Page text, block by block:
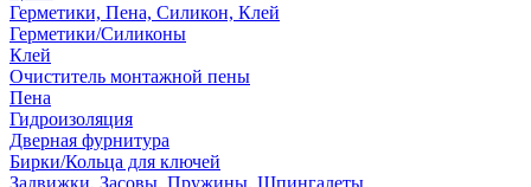
Герметики, Пена, Силикон, Клей
Герметики/Силиконы
Клей
Очиститель монтажной пены
Пена
Гидроизоляция
Дверная фурнитура
Бирки/Кольца для ключей
Задвижки, Засовы, Пружины, Шпингалеты